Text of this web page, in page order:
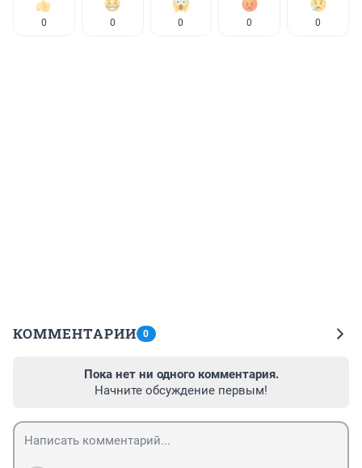
0 0 0 0 0
КОММЕНТАРИИ 0
Пока нет ни одного комментария.
Начните обсуждение первым!